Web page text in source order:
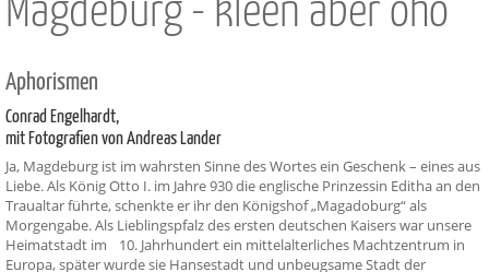
Magdeburg - kleen aber oho
Aphorismen
Conrad Engelhardt,
mit Fotografien von Andreas Lander
Ja, Magdeburg ist im wahrsten Sinne des Wortes ein Geschenk – eines aus
Liebe. Als König Otto I. im Jahre 930 die englische Prinzessin Editha an den
Traualtar führte, schenkte er ihr den Königshof „Magadoburg“ als
Morgengabe. Als Lieblingspfalz des ersten deutschen Kaisers war unsere
Heimatstadt im 10. Jahrhundert ein mittelalterliches Machtzentrum in
Europa, später wurde sie Hansestadt und unbeugsame Stadt der